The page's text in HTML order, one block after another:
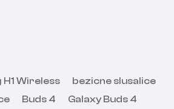
H1 Wireless
bezicne slusalice
Buds 4
Galaxy Buds 4